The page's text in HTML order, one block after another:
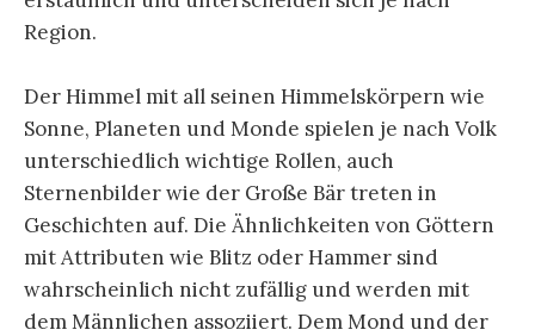
Region.
Der Himmel mit all seinen Himmelskörpern wie
Sonne, Planeten und Monde spielen je nach Volk
unterschiedlich wichtige Rollen, auch
Sternenbilder wie der Große Bär treten in
Geschichten auf. Die Ähnlichkeiten von Göttern
mit Attributen wie Blitz oder Hammer sind
wahrscheinlich nicht zufällig und werden mit
dem Männlichen assoziiert. Dem Mond und der